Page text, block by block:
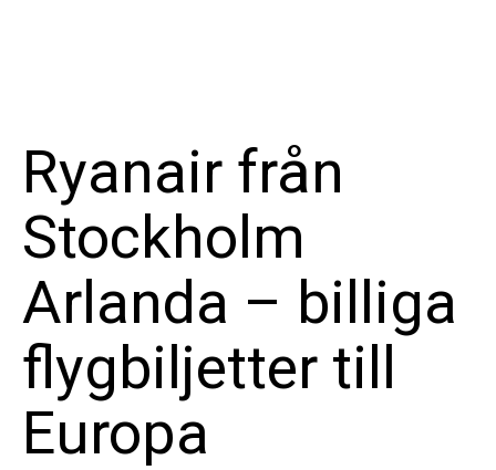
Ryanair från
Stockholm
Arlanda – billiga
flygbiljetter till
Europa